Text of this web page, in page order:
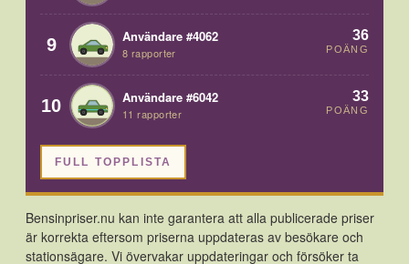
9 Användare #4062
8 rapporter
36
POÄNG
10 Användare #6042
11 rapporter
33
POÄNG
FULL TOPPLISTA
Bensinpriser.nu kan inte garantera att alla publicerade priser
är korrekta eftersom priserna uppdateras av besökare och
stationsägare. Vi övervakar uppdateringar och försöker ta